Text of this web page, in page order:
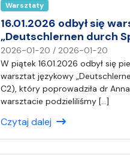
A
n
i
a
Warsztaty
16.01.2026 odbył się
„Deutschlernen durch
2026-01-20 / 2026-01-20
a
p
s
(
W piątek 16.01.2026 odbył się
warsztat językowy
C2), który poprowadziła dr
warsztacie podzieliliśmy […]
Czytaj dalej